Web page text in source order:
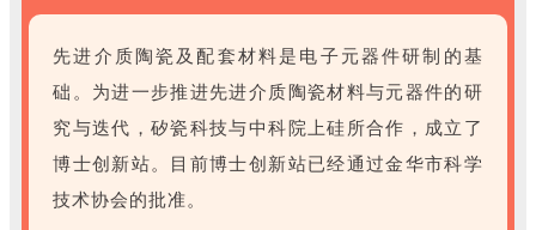
先进介质陶瓷及配套材料是电子元器件研制的基
础。为进一步推进先进介质陶瓷材料与元器件的研
究与迭代，矽瓷科技与中科院上硅所合作，成立了
博士创新站。目前博士创新站已经通过金华市科学
技术协会的批准。